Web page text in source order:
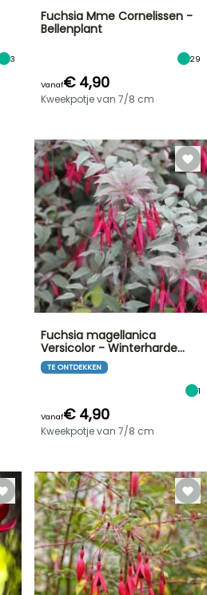
3
Fuchsia Mme Cornelissen -
Bellenplant
29
Vanaf€ 4,90
Kweekpotje van 7/8 cm
Fuchsia magellanica
Versicolor - Winterharde…
TE ONTDEKKEN
1
Vanaf€ 4,90
Kweekpotje van 7/8 cm